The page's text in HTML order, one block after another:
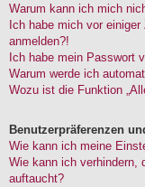
Warum kann ich mich
Ich habe mich vor
anmelden?!
Ich habe mein Passwort
Warum werde ich
Wozu ist die Funktion
Benutzerpräferenzen
Wie kann ich meine
Wie kann ich verhindern,
auftaucht?